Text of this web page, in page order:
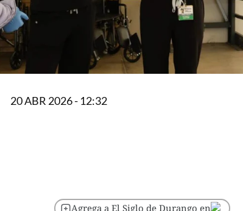
20 ABR 2026 - 12:32
Agrega a El Siglo de Durango en